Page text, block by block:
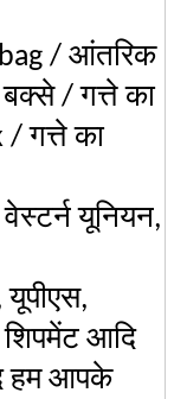
/ आंतरिक
/ गत्ते का
/ गत्ते का
यूनियन,
शिपमेंट आदि
हम आपके